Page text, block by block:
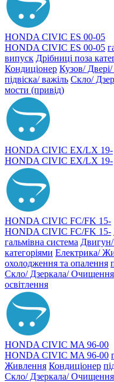
HONDA CIVIC ES 00-05
HONDA CIVIC ES 00-05
випуск Дрібниці поза
Кондиціонер Кузов/
підвіска/ важіль Скло/
мости (привід)
HONDA CIVIC EX/LX 19-
HONDA CIVIC EX/LX 19-
HONDA CIVIC FC/FK 15-
HONDA CIVIC FC/FK 15-
гальмівна система
категоріями Електрика/
охолодження та опалення
Скло/ Дзеркала/ Очищення
освітлення
HONDA CIVIC MA 96-00
HONDA CIVIC MA 96-00
Живлення Кондиціонер
Скло/ Дзеркала/ Очищення